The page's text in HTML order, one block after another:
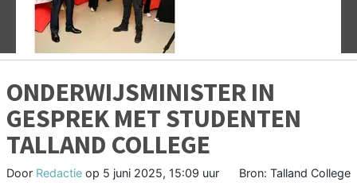
ONDERWIJSMINISTER IN
GESPREK MET STUDENTEN
TALLAND COLLEGE
Door Redactie op 5 juni 2025, 15:09 uur Bron: Talland College